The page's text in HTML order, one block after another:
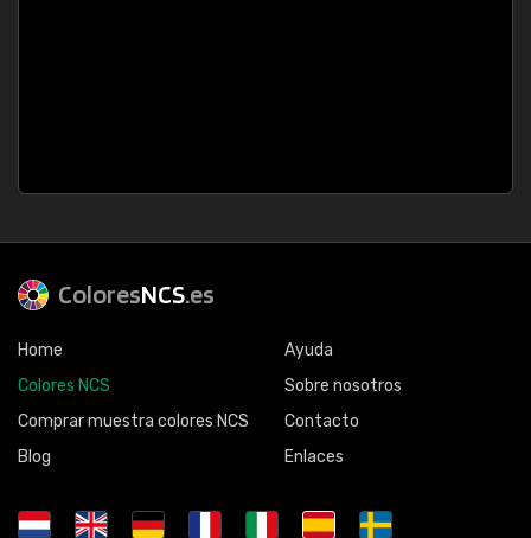
ColoresNCS.es
Home
Colores NCS
Comprar muestra colores NCS
Blog
Ayuda
Sobre nosotros
Contacto
Enlaces